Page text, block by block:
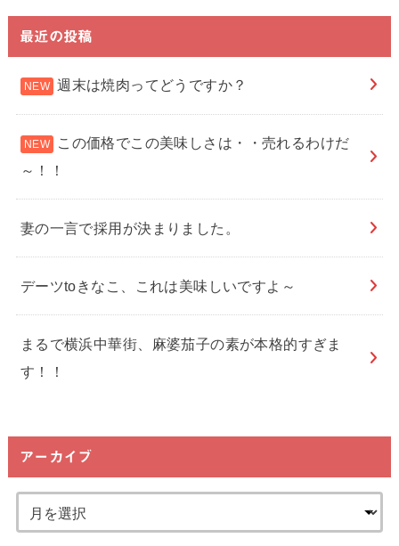
最近の投稿
週末は焼肉ってどうですか？
この価格でこの美味しさは・・売れるわけだ
～！！
妻の一言で採用が決まりました。
デーツtoきなこ、これは美味しいですよ～
まるで横浜中華街、麻婆茄子の素が本格的すぎま
す！！
アーカイブ